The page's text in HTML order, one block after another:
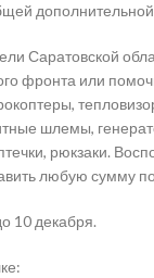
Саратовской
фронта или
шлемы,
рюкзаки.
любую сумму
10 декабря.